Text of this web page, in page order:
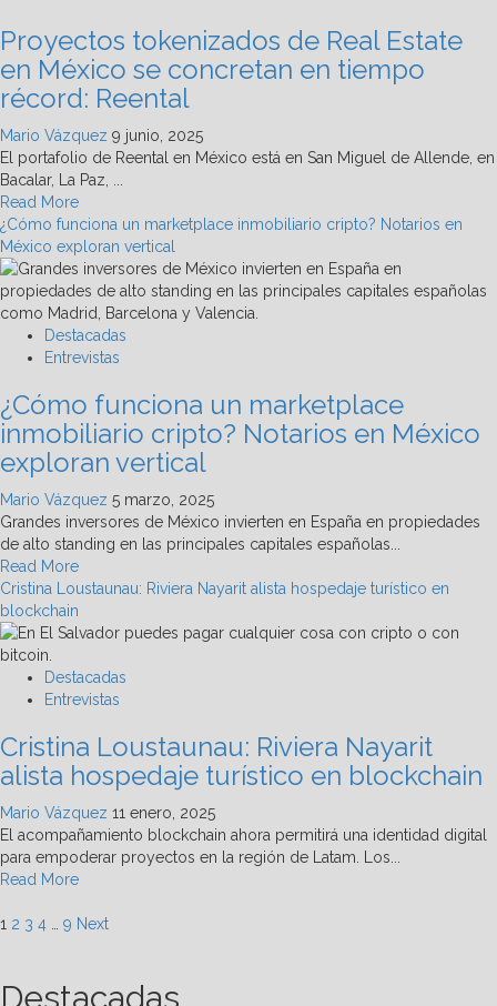
alta
plusvalía
y
seguridad
Proyectos tokenizados de Real Estate
en México se concretan en tiempo
récord: Reental
Mario Vázquez 9 junio, 2025
El portafolio de Reental en México está en San Miguel de Allende, en
Bacalar, La Paz, ...
Read MoreRead
more
about
Proyectos
tokenizados
de
Real
Estate
México
se
concretan
en
récord:
Reental
¿Cómo funciona un marketplace inmobiliario cripto? Notarios en
México exploran vertical
Destacadas
Entrevistas
¿Cómo funciona un marketplace
inmobiliario cripto? Notarios en México
exploran vertical
Mario Vázquez 5 marzo, 2025
Grandes inversores de México invierten en España en propiedades
de alto standing en las principales capitales españolas...
Read MoreRead
more
¿Cómo
un
marketplace
cripto?
en
México
exploran
vertical
Cristina Loustaunau: Riviera Nayarit alista hospedaje turístico en
blockchain
Destacadas
Entrevistas
Cristina Loustaunau: Riviera Nayarit
alista hospedaje turístico en blockchain
Mario Vázquez 11 enero, 2025
El acompañamiento blockchain ahora permitirá una identidad digital
para empoderar proyectos en la región de Latam. Los...
Read MoreRead
about
Riviera
Paginación
1 2 3 4 … 9 Next
Destacadas